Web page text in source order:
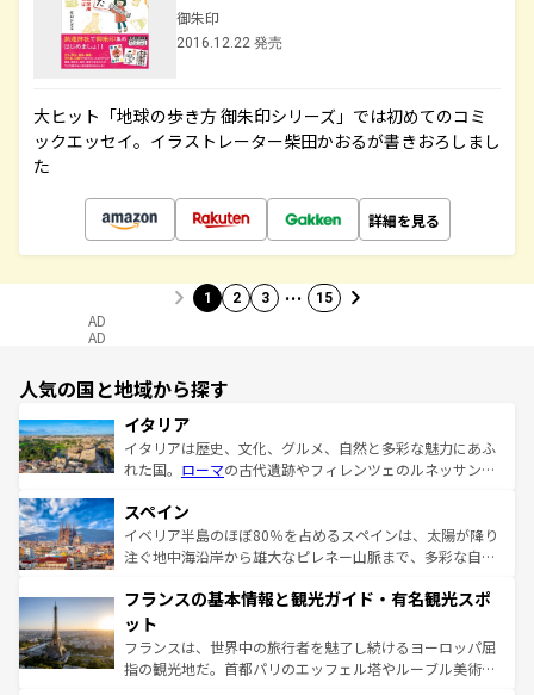
御朱印
2016.12.22 発売
大ヒット「地球の歩き方 御朱印シリーズ」では初めてのコミ
ックエッセイ。イラストレーター柴田かおるが書きおろしまし
た
詳細を見る
1 2 3 … 15
AD
AD
人気の国と地域から探す
イタリア
イタリアは歴史、文化、グルメ、自然と多彩な魅力にあふ
れた国。 ローマの古代遺跡やフィレンツェのルネッサンス
ろん、トスカーナの美しい田園風景やアマルフィ海岸の絶
景など、自然景観も見逃せない。観光の合間には、本場の
ピザやパスタなど、絶品のイタリア料理を堪能することも
ませてくれるイタリアで、忘れられない旅をしてみよう！
なお、新着のイタリア情報は
しい。
スペイン
イベリア半島のほぼ80％を占めるスペインは、太陽が降り
注ぐ地中海沿岸から雄大なピレネー山脈まで、多彩な自然
文化が根付くこの国では、情熱的なフラメンコ、熱気あふ
れる闘牛、そして美味しいタパスが生活の一部となってい
る。首都マドリードの洗練された雰囲気や、バルセロナの
アートに溢れた街角から、地方では古代ローマ遺跡や中世
フランスの基本情報と観光ガイド・有名観光スポ
ット
フランスは、世界中の旅行者を魅了し続けるヨーロッパ屈
指の観光地だ。首都パリのエッフェル塔やルーブル美術館